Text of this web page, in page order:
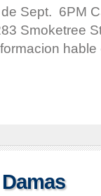
Sept. 6PM
Smoketree